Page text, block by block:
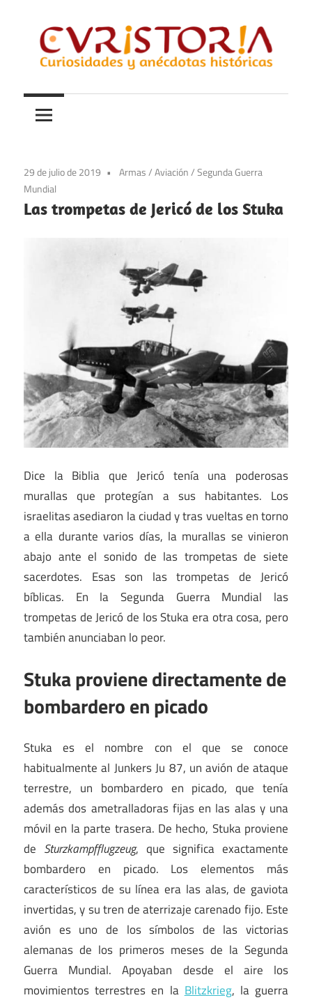
contenido
Curistoria
y
anécdotas
historia
29 de julio de 2019 Armas/Aviación/Segunda Guerra
Mundial
Las trompetas de Jericó de los Stuka
Dice la Biblia que Jericó tenía una poderosas
murallas que protegían a sus habitantes. Los
israelitas asediaron la ciudad y tras vueltas en torno
a ella durante varios días, la murallas se vinieron
abajo ante el sonido de las trompetas de siete
sacerdotes. Esas son las trompetas de Jericó
bíblicas. En la Segunda Guerra Mundial las
trompetas de Jericó de los Stuka era otra cosa, pero
también anunciaban lo peor.
Stuka proviene directamente de
bombardero en picado
Stuka es el nombre con el que se conoce
habitualmente al Junkers Ju 87, un avión de ataque
terrestre, un bombardero en picado, que tenía
además dos ametralladoras fijas en las alas y una
móvil en la parte trasera. De hecho, Stuka proviene
de Sturzkampfflugzeug, que significa exactamente
bombardero en picado. Los elementos más
característicos de su línea era las alas, de gaviota
invertidas, y su tren de aterrizaje carenado fijo. Este
avión es uno de los símbolos de las victorias
alemanas de los primeros meses de la Segunda
Guerra Mundial. Apoyaban desde el aire los
movimientos terrestres en la Blitzkrieg, la guerra